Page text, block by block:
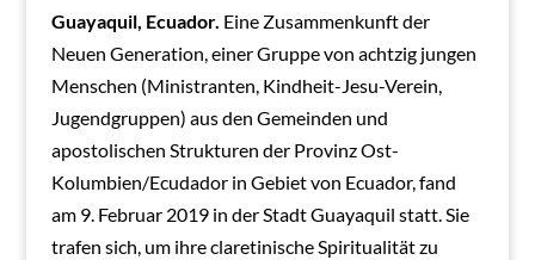
Guayaquil, Ecuador. Eine Zusammenkunft der
Neuen Generation, einer Gruppe von achtzig jungen
Menschen (Ministranten, Kindheit-Jesu-Verein,
Jugendgruppen) aus den Gemeinden und
apostolischen Strukturen der Provinz Ost-
Kolumbien/Ecudador in Gebiet von Ecuador, fand
am 9. Februar 2019 in der Stadt Guayaquil statt. Sie
trafen sich, um ihre claretinische Spiritualität zu